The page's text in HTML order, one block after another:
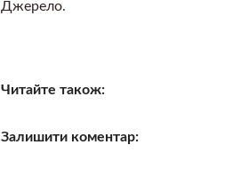
Джерело.
Читайте також:
Залишити коментар: